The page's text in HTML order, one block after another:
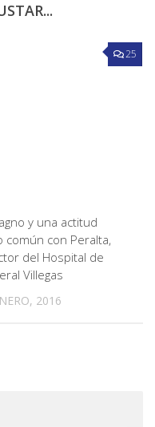
25
y una actitud
común con Peralta,
del Hospital de
Villegas
2016